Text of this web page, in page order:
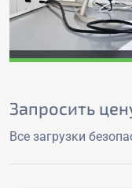
Запросить
Все загрузки